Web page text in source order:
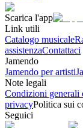
Scarica l'app
Link utili
Catalogo musicale
assistenzaContattaci
Jamendo
Jamendo per artisti
Note legali
Condizioni generali
privacyPolitica sui
Seguici